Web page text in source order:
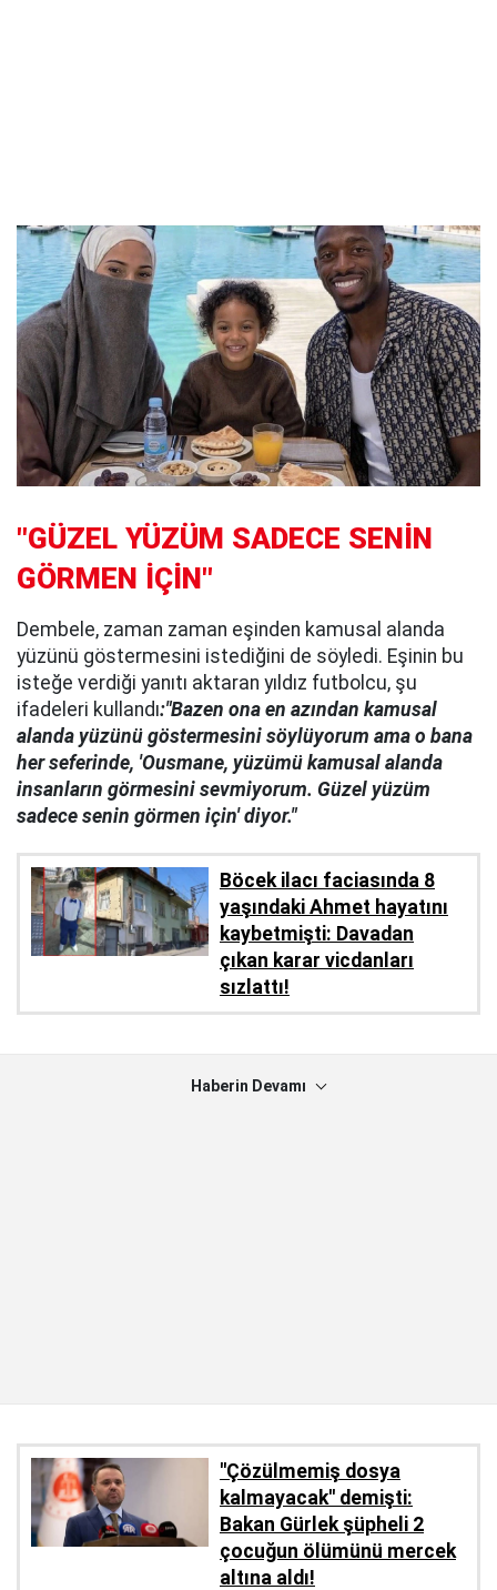
"GÜZEL YÜZÜM SADECE SENİN
GÖRMEN İÇİN"
Dembele, zaman zaman eşinden kamusal alanda
yüzünü göstermesini istediğini de söyledi. Eşinin bu
isteğe verdiği yanıtı aktaran yıldız futbolcu, şu
ifadeleri kullandı:"Bazen ona en azından kamusal
alanda yüzünü göstermesini söylüyorum ama o bana
her seferinde, 'Ousmane, yüzümü kamusal alanda
insanların görmesini sevmiyorum. Güzel yüzüm
sadece senin görmen için' diyor."
Böcek ilacı faciasında 8
yaşındaki Ahmet hayatını
kaybetmişti: Davadan
çıkan karar vicdanları
sızlattı!
Haberin Devamı
''Çözülmemiş dosya
kalmayacak'' demişti:
Bakan Gürlek şüpheli 2
çocuğun ölümünü mercek
altına aldı!